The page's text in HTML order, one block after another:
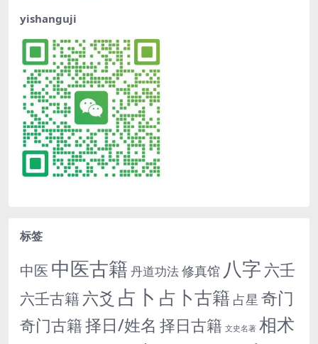
yishanguji
标签
中医 中医古籍 丹道功法修真馆 八字 六壬
六壬古籍 六爻 占卜 占卜古籍 占星 奇门
奇门古籍择日/姓名 择日古籍 文史名著 相术